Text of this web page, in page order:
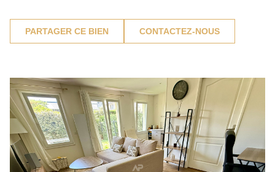
PARTAGER CE BIEN CONTACTEZ-NOUS